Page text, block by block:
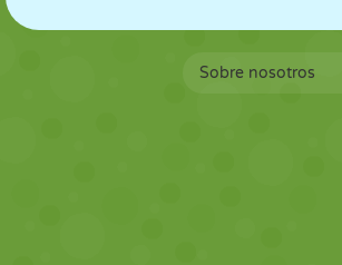
Sobre nosotros